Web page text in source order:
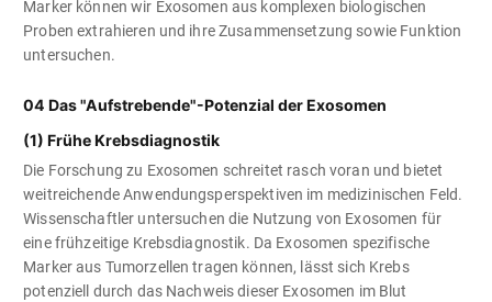
Marker können wir Exosomen aus komplexen biologischen
Proben extrahieren und ihre Zusammensetzung sowie Funktion
untersuchen.
04 Das "Aufstrebende"-Potenzial der Exosomen
(1) Frühe Krebsdiagnostik
Die Forschung zu Exosomen schreitet rasch voran und bietet
weitreichende Anwendungsperspektiven im medizinischen Feld.
Wissenschaftler untersuchen die Nutzung von Exosomen für
eine frühzeitige Krebsdiagnostik. Da Exosomen spezifische
Marker aus Tumorzellen tragen können, lässt sich Krebs
potenziell durch das Nachweis dieser Exosomen im Blut